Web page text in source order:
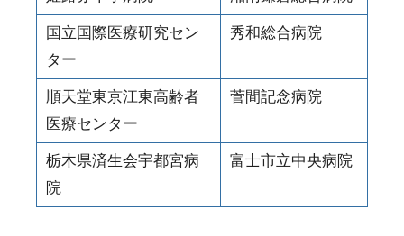
国立国際医療研究セン
ター
秀和総合病院
順天堂東京江東高齢者
医療センター
菅間記念病院
栃木県済生会宇都宮病
院
富士市立中央病院